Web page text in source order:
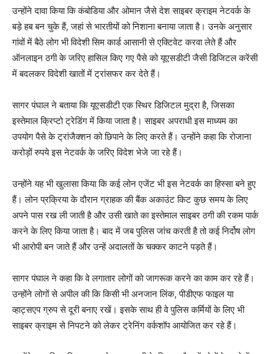
उन्होंने दावा किया कि कंबोडिया और ओमान जैसे देश साइबर क्राइम नेटवर्क के
बड़े हब बन चुके हैं, जहां से भारतीयों को निशाना बनाया जाता है। उनके अनुसार
गांवों में बैठे लोग भी विदेशी सिम कार्ड आसानी से एक्टिवेट करवा लेते हैं और
ऑनलाइन ठगी के जरिए हासिल किए गए पैसे को यूएसडीटी जैसी डिजिटल करेंसी
में बदलकर विदेशी खातों में ट्रांसफर कर देते हैं।
सागर पंघाल ने बताया कि यूएसडीटी एक स्थिर डिजिटल मुद्रा है, जिसका
इस्तेमाल क्रिप्टो ट्रेडिंग में किया जाता है। साइबर अपराधी इस माध्यम का
उपयोग पैसे के ट्रांजैक्शन को छिपाने के लिए करते हैं। उन्होंने कहा कि रोजाना
करोड़ों रुपये इस नेटवर्क के जरिए विदेश भेजे जा रहे हैं।
उन्होंने यह भी खुलासा किया कि कई लोन एजेंट भी इस नेटवर्क का हिस्सा बने हुए
हैं। लोन प्रक्रिया के दौरान ग्राहक की बैंक अकाउंट किट कुछ समय के लिए
अपने पास रख ली जाती है और उसी खाते का इस्तेमाल साइबर ठगी की रकम पार्क
करने के लिए किया जाता है। बाद में जब पुलिस जांच करती है तो कई निर्दोष लोग
भी आरोपी बन जाते हैं और उन्हें अदालतों के चक्कर काटने पड़ते हैं।
सागर पंघाल ने कहा कि वे लगातार लोगों को जागरूक करने का काम कर रहे हैं।
उन्होंने लोगों से अपील की कि किसी भी अनजान लिंक, पीडीएफ फाइल या
व्हाट्सएप ग्रुप से दूरी बनाए रखें। इसके साथ ही वे पुलिस कर्मियों के लिए भी
साइबर क्राइम से निपटने को लेकर ट्रेनिंग वर्कशॉप आयोजित कर रहे हैं।